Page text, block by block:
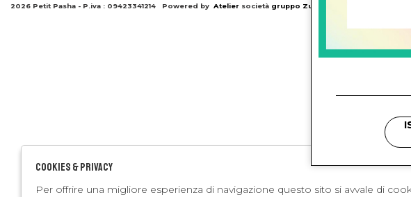
2026 Petit Pasha - P.iva : 09423341214 Powered by Atelier società gruppo Zucchetti
Cookies & Privacy
Per offrire una migliore esperienza di navigazione questo sito si avvale di